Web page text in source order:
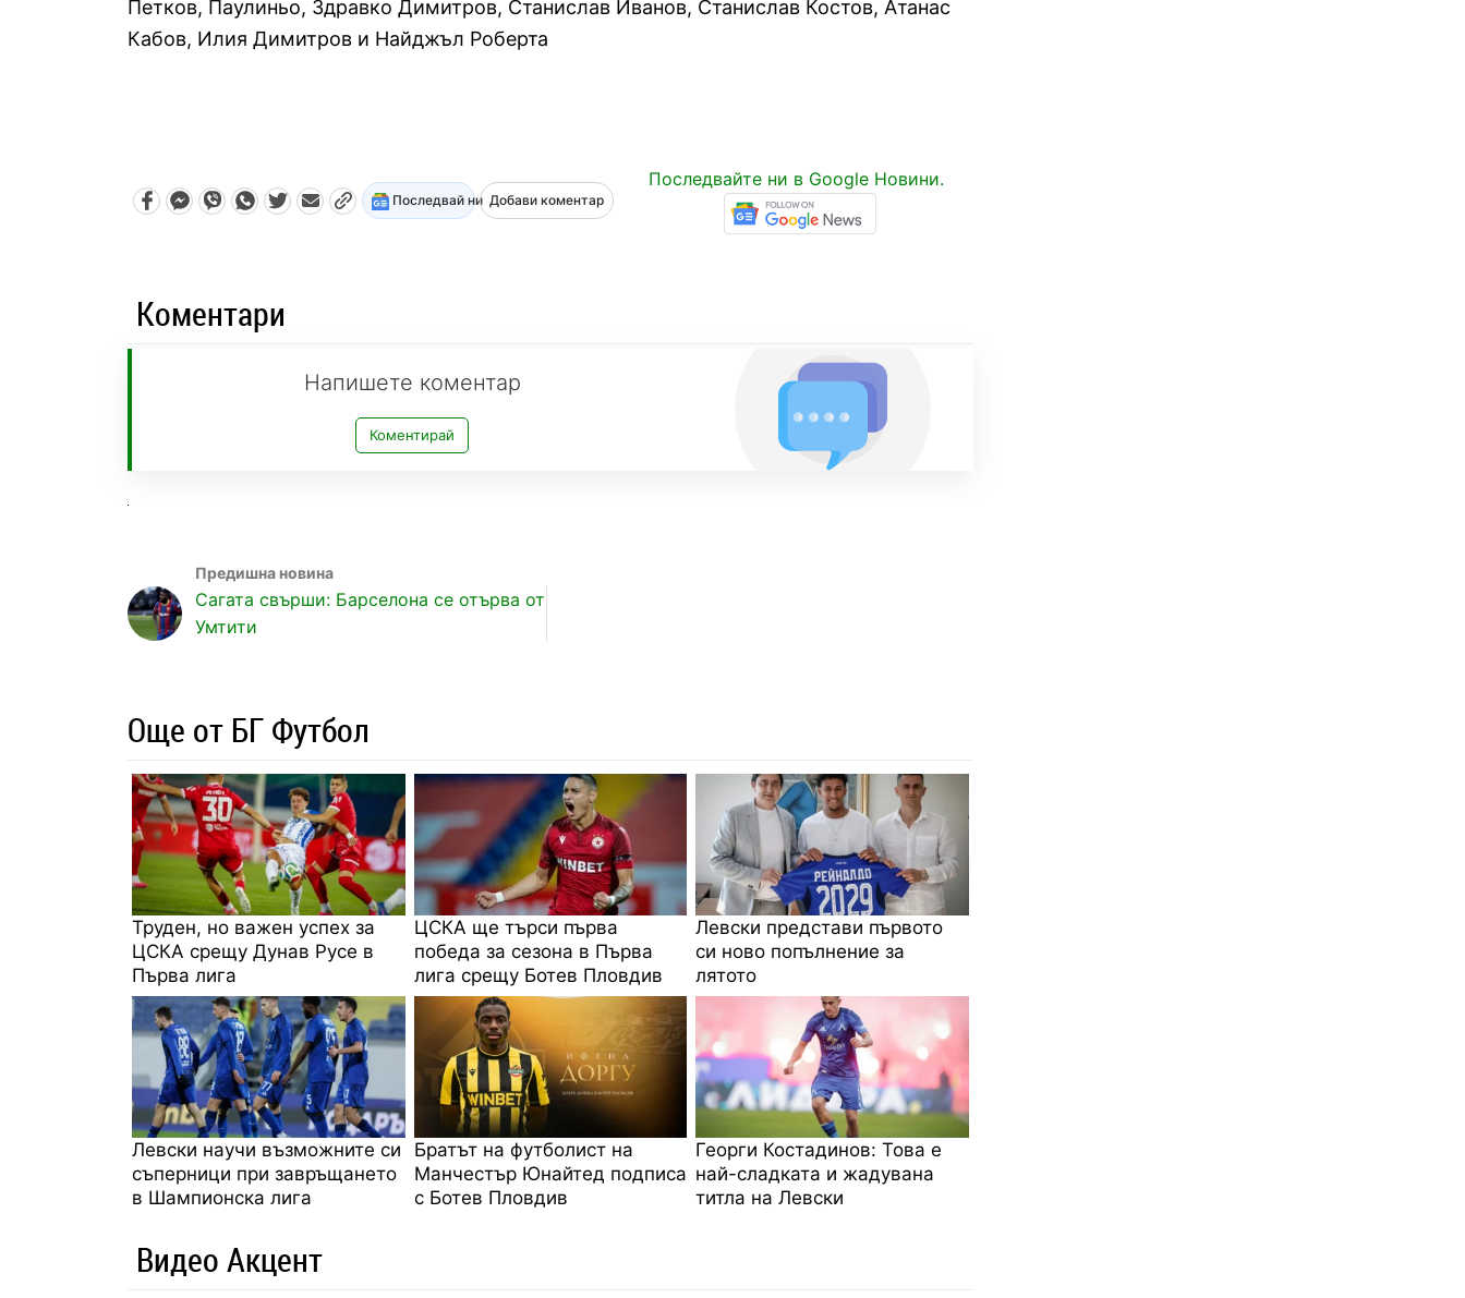
Петков, Паулиньо, Здравко Димитров, Станислав Иванов, Станислав Костов, Атанас
Кабов, Илия Димитров и Найджъл Роберта
Последвай ни Добави коментар
Последвайте ни в Google Новини.
Коментари
Напишете коментар
Коментирай
Сагата свърши: Барселона се отърва от
Умтити
Още от БГ Футбол
Труден, но важен успех за
ЦСКА срещу Дунав Русе в
Първа лига
ЦСКА ще търси първа
победа за сезона в Първа
лига срещу Ботев Пловдив
Левски представи първото
си ново попълнение за
лятото
Левски научи възможните си
съперници при завръщането
в Шампионска лига
Братът на футболист на
Манчестър Юнайтед подписа
с Ботев Пловдив
Георги Костадинов: Това е
най-сладката и жадувана
титла на Левски
Видео Акцент